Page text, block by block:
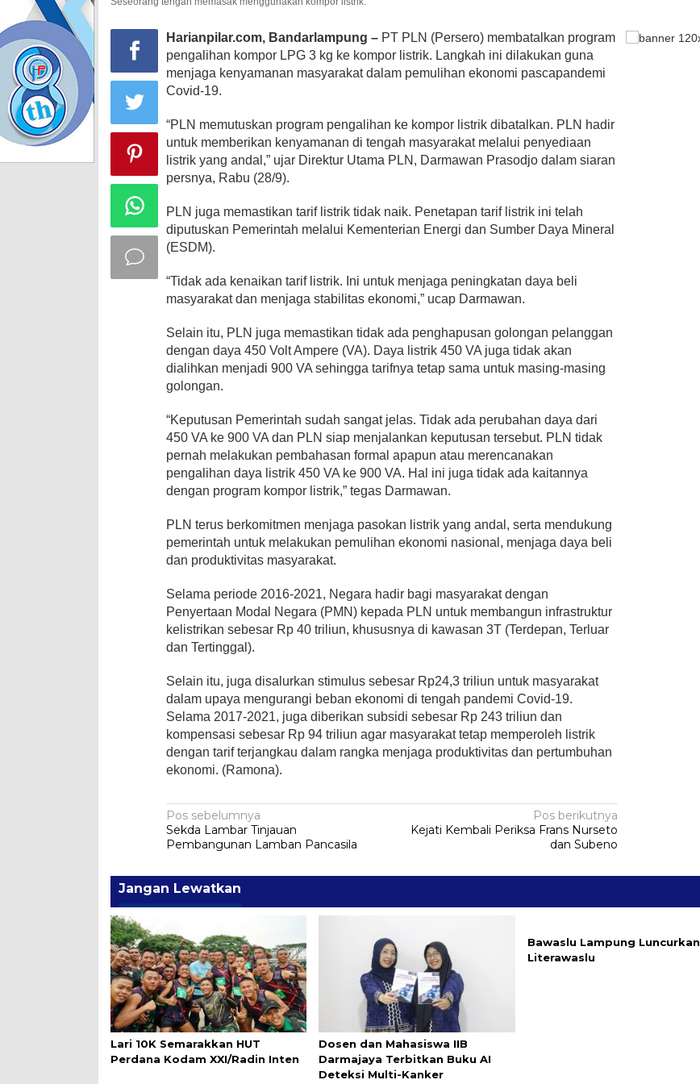
Harianpilar.com, Bandarlampung – PT PLN (Persero) membatalkan program
pengalihan kompor LPG 3 kg ke kompor listrik. Langkah ini dilakukan guna
menjaga kenyamanan masyarakat dalam pemulihan ekonomi pascapandemi
Covid-19.
“PLN memutuskan program pengalihan ke kompor listrik dibatalkan. PLN hadir
untuk memberikan kenyamanan di tengah masyarakat melalui penyediaan
listrik yang andal,” ujar Direktur Utama PLN, Darmawan Prasodjo dalam siaran
persnya, Rabu (28/9).
PLN juga memastikan tarif listrik tidak naik. Penetapan tarif listrik ini telah
diputuskan Pemerintah melalui Kementerian Energi dan Sumber Daya Mineral
(ESDM).
“Tidak ada kenaikan tarif listrik. Ini untuk menjaga peningkatan daya beli
masyarakat dan menjaga stabilitas ekonomi,” ucap Darmawan.
Selain itu, PLN juga memastikan tidak ada penghapusan golongan pelanggan
dengan daya 450 Volt Ampere (VA). Daya listrik 450 VA juga tidak akan
dialihkan menjadi 900 VA sehingga tarifnya tetap sama untuk masing-masing
golongan.
“Keputusan Pemerintah sudah sangat jelas. Tidak ada perubahan daya dari
450 VA ke 900 VA dan PLN siap menjalankan keputusan tersebut. PLN tidak
pernah melakukan pembahasan formal apapun atau merencanakan
pengalihan daya listrik 450 VA ke 900 VA. Hal ini juga tidak ada kaitannya
dengan program kompor listrik,” tegas Darmawan.
PLN terus berkomitmen menjaga pasokan listrik yang andal, serta mendukung
pemerintah untuk melakukan pemulihan ekonomi nasional, menjaga daya beli
dan produktivitas masyarakat.
Selama periode 2016-2021, Negara hadir bagi masyarakat dengan
Penyertaan Modal Negara (PMN) kepada PLN untuk membangun infrastruktur
kelistrikan sebesar Rp 40 triliun, khususnya di kawasan 3T (Terdepan, Terluar
dan Tertinggal).
Selain itu, juga disalurkan stimulus sebesar Rp24,3 triliun untuk masyarakat
dalam upaya mengurangi beban ekonomi di tengah pandemi Covid-19.
Selama 2017-2021, juga diberikan subsidi sebesar Rp 243 triliun dan
kompensasi sebesar Rp 94 triliun agar masyarakat tetap memperoleh listrik
dengan tarif terjangkau dalam rangka menjaga produktivitas dan pertumbuhan
ekonomi. (Ramona).
Navigasi
pos
Pos sebelumnya
Sekda Lambar Tinjauan
Pembangunan Lamban Pancasila
Pos berikutnya
Kejati Kembali Periksa Frans Nurseto
dan Subeno
Jangan Lewatkan
Lari 10K Semarakkan HUT
Perdana Kodam XXI/Radin Inten
Dosen dan Mahasiswa IIB
Darmajaya Terbitkan Buku AI
Deteksi Multi-Kanker
Bawaslu Lampung Luncurkan
Literawaslu